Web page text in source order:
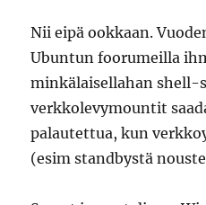
Nii eipä ookkaan.
Ubuntun foorumeilla
minkälaisellahan shell-
verkkolevymountit
palautettua, kun
(esim standbystä